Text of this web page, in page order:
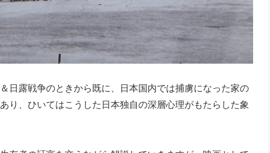
日露戦争のときから既に、日本国内では捕虜になった家の
り、ひいてはこうした日本独自の深層心理がもたらした象